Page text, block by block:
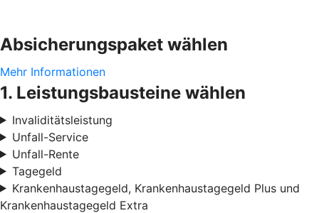
Absicherungspaket wählen
Mehr Informationen
1. Leistungsbausteine wählen
Invaliditätsleistung
Unfall-Service
Unfall-Rente
Tagegeld
Krankenhaustagegeld, Krankenhaustagegeld Plus und
Krankenhaustagegeld Extra